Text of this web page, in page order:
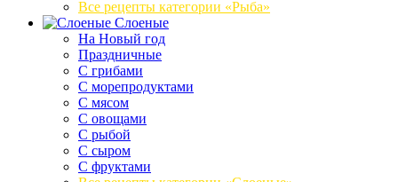
Все рецепты категории «Рыба»
Слоеные
На Новый год
Праздничные
С грибами
С морепродуктами
С мясом
С овощами
С рыбой
С сыром
С фруктами